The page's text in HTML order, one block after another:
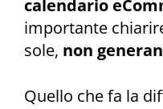
calendario
importante
sole, non
Quello che fa la